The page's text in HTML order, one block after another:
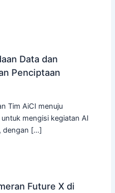
Data dan
Penciptaan
Tim AiCI menuju
mengisi kegiatan AI
dengan […]
Future X di